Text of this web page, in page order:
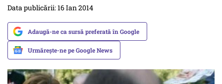
Data publicării: 16 Ian 2014
Adaugă-ne ca sursă preferată în Google
Urmărește-ne pe Google News